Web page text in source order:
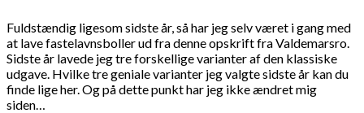
Fuldstændig ligesom sidste år, så har jeg selv været i gang med
at lave fastelavnsboller ud fra denne opskrift fra Valdemarsro.
Sidste år lavede jeg tre forskellige varianter af den klassiske
udgave. Hvilke tre geniale varianter jeg valgte sidste år kan du
finde lige her. Og på dette punkt har jeg ikke ændret mig
siden…